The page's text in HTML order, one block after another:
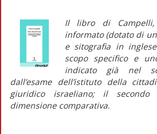
Il libro di
informato (dotato di
e sitografia in
scopo specifico e
indicato già nel
dall’esame dell’istituto della
giuridico israeliano; il
dimensione comparativa.